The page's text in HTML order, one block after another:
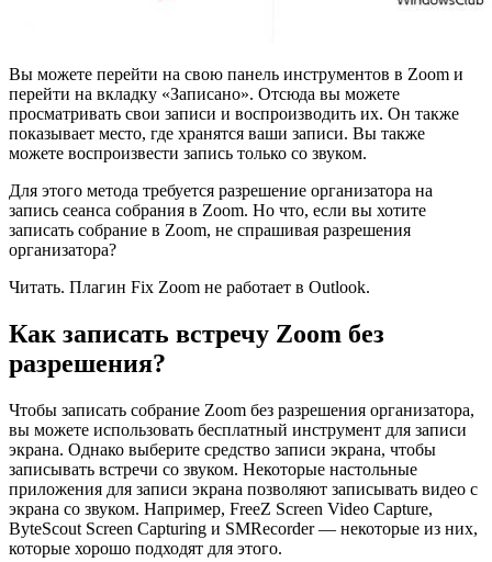
Вы можете перейти на свою панель инструментов в Zoom и
перейти на вкладку «Записано». Отсюда вы можете
просматривать свои записи и воспроизводить их. Он также
показывает место, где хранятся ваши записи. Вы также
можете воспроизвести запись только со звуком.
Для этого метода требуется разрешение организатора на
запись сеанса собрания в Zoom. Но что, если вы хотите
записать собрание в Zoom, не спрашивая разрешения
организатора?
Читать. Плагин Fix Zoom не работает в Outlook.
Как записать встречу Zoom без
разрешения?
Чтобы записать собрание Zoom без разрешения организатора,
вы можете использовать бесплатный инструмент для записи
экрана. Однако выберите средство записи экрана, чтобы
записывать встречи со звуком. Некоторые настольные
приложения для записи экрана позволяют записывать видео с
экрана со звуком. Например, FreeZ Screen Video Capture,
ByteScout Screen Capturing и SMRecorder — некоторые из них,
которые хорошо подходят для этого.